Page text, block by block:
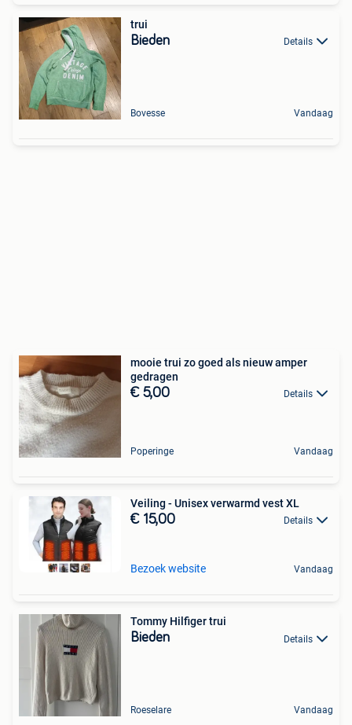
trui
Bieden Details
Bovesse Vandaag
mooie trui zo goed als nieuw amper
gedragen
€ 5,00 Details
Poperinge Vandaag
Veiling - Unisex verwarmd vest XL
€ 15,00 Details
Bezoek website Vandaag
Tommy Hilfiger trui
Bieden Details
Roeselare Vandaag